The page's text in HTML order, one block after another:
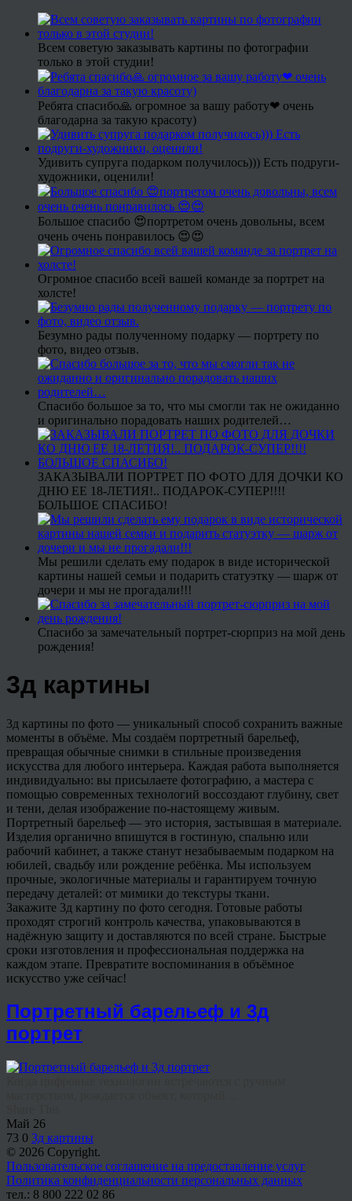
Всем советую заказывать картины по фотографии
только в этой студии!
Ребята спасибо🙏 огромное за вашу работу❤ очень
благодарна за такую красоту)
Удивить супруга подарком получилось))) Есть подруги-
художники, оценили!
Большое спасибо 😍портретом очень довольны, всем
очень очень понравилось 😍😍
Огромное спасибо всей вашей команде за портрет на
холсте!
Безумно рады полученному подарку — портрету по
фото, видео отзыв.
Спасибо большое за то, что мы смогли так не ожиданно
и оригинально порадовать наших родителей…
ЗАКАЗЫВАЛИ ПОРТРЕТ ПО ФОТО ДЛЯ ДОЧКИ КО
ДНЮ ЕЕ 18-ЛЕТИЯ!.. ПОДАРОК-СУПЕР!!!!
БОЛЬШОЕ СПАСИБО!
Мы решили сделать ему подарок в виде исторической
картины нашей семьи и подарить статуэтку — шарж от
дочери и мы не прогадали!!!
Спасибо за замечательный портрет-сюрприз на мой день
рождения!
3д картины
3д картины по фото — уникальный способ сохранить важные
моменты в объёме. Мы создаём портретный барельеф,
превращая обычные снимки в стильные произведения
искусства для любого интерьера. Каждая работа выполняется
индивидуально: вы присылаете фотографию, а мастера с
помощью современных технологий воссоздают глубину, свет
и тени, делая изображение по-настоящему живым.
Портретный барельеф — это история, застывшая в материале.
Изделия органично впишутся в гостиную, спальню или
рабочий кабинет, а также станут незабываемым подарком на
юбилей, свадьбу или рождение ребёнка. Мы используем
прочные, экологичные материалы и гарантируем точную
передачу деталей: от мимики до текстуры ткани.
Закажите 3д картину по фото сегодня. Готовые работы
проходят строгий контроль качества, упаковываются в
надёжную защиту и доставляются по всей стране. Быстрые
сроки изготовления и профессиональная поддержка на
каждом этапе. Превратите воспоминания в объёмное
искусство уже сейчас!
Портретный барельеф и 3д
портрет
Май 26
73 0 3д картины
© 2026 Copyright.
Пользовательское соглашение на предоставление услуг
Политика конфиденциальности персональных данных
тел.: 8 800 222 02 86